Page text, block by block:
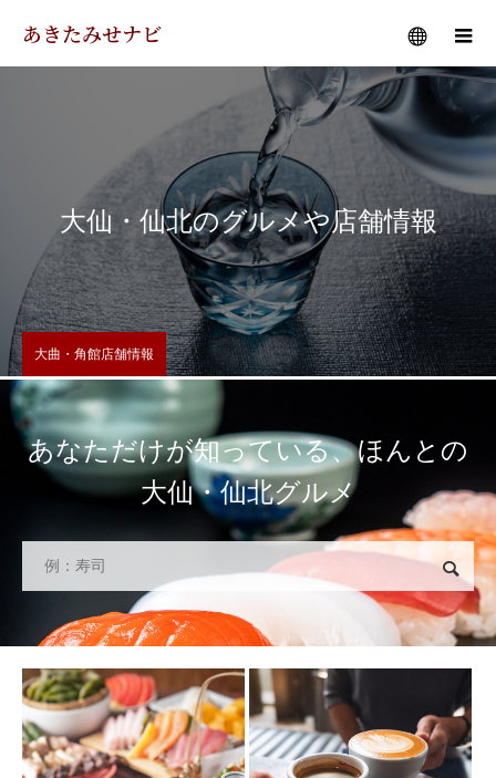
あきたみせナビ メニュー
大仙・仙北のグルメや店舗情報
大曲・角館店舗情報
あなただけが知っている、ほんとの
大仙・仙北グルメ